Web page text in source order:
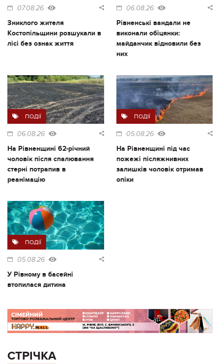
07.08.26
Зниклого жителя
Костопільщини розшукали в
лісі без ознак життя
06.08.26
Рівненські вандали не
виконали обіцянки:
майданчик відновили без
них
ПОДІЇ
06.08.26
На Рівненщині 62-річний
чоловік після спалювання
стерні потрапив в
реанімацію
ПОДІЇ
05.08.26
На Рівненщині під час
пожежі післяжнивних
залишків чоловік отримав
опіки
ПОДІЇ
05.08.26
У Рівному в басейні
втопилася дитина
СТРІЧКА